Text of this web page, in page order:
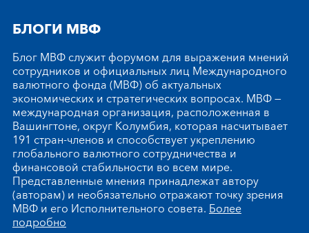
БЛОГИ МВФ
Блог МВФ служит форумом для выражения мнений
сотрудников и официальных лиц Международного
валютного фонда (МВФ) об актуальных
экономических и стратегических вопросах. МВФ —
международная организация, расположенная в
Вашингтоне, округ Колумбия, которая насчитывает
191 стран-членов и способствует укреплению
глобального валютного сотрудничества и
финансовой стабильности во всем мире.
Представленные мнения принадлежат автору
(авторам) и необязательно отражают точку зрения
МВФ и его Исполнительного совета.Более
подробно